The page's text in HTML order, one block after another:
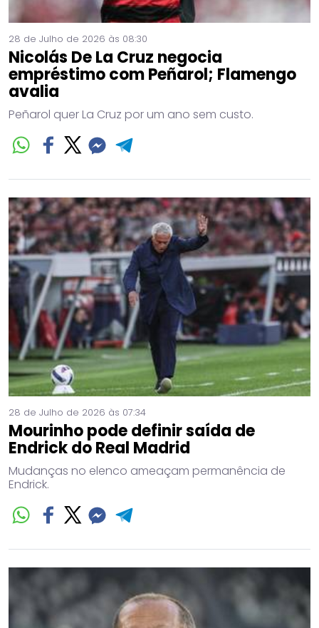
28 de Julho de 2026 às 08:30
Nicolás De La Cruz negocia
empréstimo com Peñarol; Flamengo
avalia
Peñarol quer La Cruz por um ano sem custo.
28 de Julho de 2026 às 07:34
Mourinho pode definir saída de
Endrick do Real Madrid
Mudanças no elenco ameaçam permanência de
Endrick.